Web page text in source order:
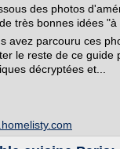
des photos
très bonnes idées "à
avez parcouru ces
le reste de ce guide
décryptées et...